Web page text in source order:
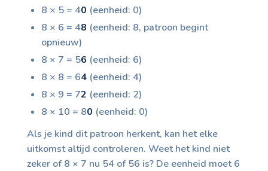
8 × 5 = 40 (eenheid: 0)
8 × 6 = 48 (eenheid: 8, patroon begint
opnieuw)
8 × 7 = 56 (eenheid: 6)
8 × 8 = 64(eenheid: 4)
8 × 9 = 72 (eenheid: 2)
8 × 10 = 80 (eenheid: 0)
Als je kind dit patroon herkent, kan het elke
uitkomst altijd controleren. Weet het kind niet
zeker of 8 × 7 nu 54 of 56 is? De eenheid moet 6